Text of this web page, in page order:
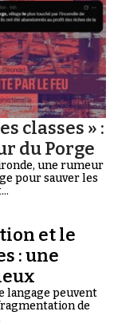
classes » :
du Porge
une rumeur
pour sauver les
et le
: une
langage peuvent
de